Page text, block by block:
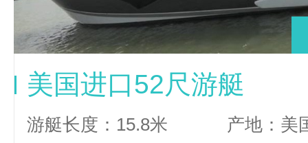
美国进口52尺游艇
游艇长度：15.8米
产地：美